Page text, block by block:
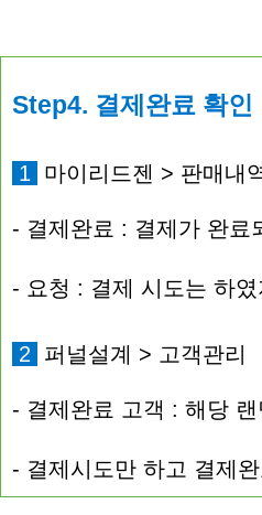
Step4. 결제완료 확인
1 마이리드젠 > 판매내
- 결제완료 : 결제가 완
- 요청 : 결제 시도는 하
2 퍼널설계 > 고객관리
- 결제완료 고객 : 해당
- 결제시도만 하고 결제